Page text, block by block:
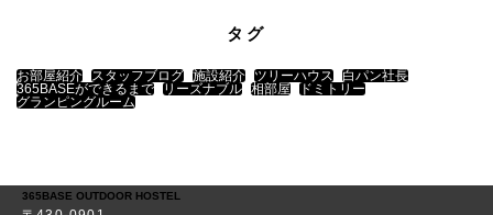
タグ
お部屋紹介 スタッフブログ 施設紹介 ツリーハウス 白パン社長
365BASEができるまで リーズナブル 相部屋 ドミトリー
グランピングルーム
365BASE OUTDOOR HOSTEL